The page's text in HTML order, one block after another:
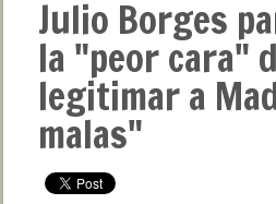
Julio Borges
la "peor cara"
legitimar a
malas"